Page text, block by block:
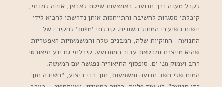
לקבל מענה דרך תנועה. באמצעות שיטת לאבאן, אותה למדתי,
קיבלתי מסגרות לחשיבה והתייחסות אותן נדרשתי להביא לידי
יישום בשיעורי המחול השונים. קיבלתי ‘מפות’ לחקירה של
התנועה- החוקיות שלה, המבנים שלה והמשמעויות האפשריות
שהיא מייצרת ומבטאת עבור המתנועע. קיבלתי גם ידע תיאורטי
רחב ועמוק מני ים. סופסוף התיאוריה נפגשה עם המעשה.
המוח שלי חשב תנועה ומשמעות, תוך כדי ביצוע, “חשיבה תוך